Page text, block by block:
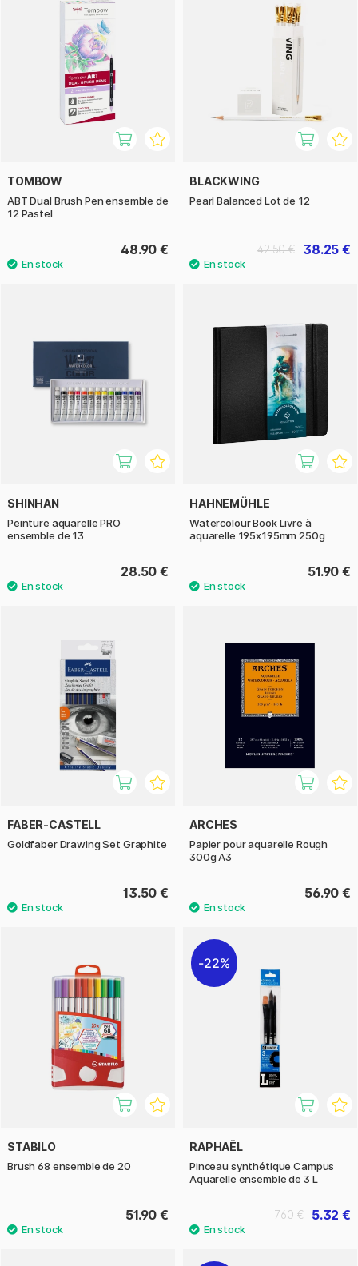
TOMBOW
ABT Dual Brush Pen ensemble de
12 Pastel
48.90 €
BLACKWING
Pearl Balanced Lot de 12
38.25 €
42.50 €
SHINHAN
Peinture aquarelle PRO
ensemble de 13
28.50 €
HAHNEMÜHLE
Watercolour Book Livre à
aquarelle 195x195mm 250g
51.90 €
FABER-CASTELL
Goldfaber Drawing Set Graphite
13.50 €
ARCHES
Papier pour aquarelle Rough
300g A3
56.90 €
STABILO
Brush 68 ensemble de 20
51.90 €
22%
RAPHAËL
Pinceau synthétique Campus
Aquarelle ensemble de 3 L
5.32 €
7.60 €